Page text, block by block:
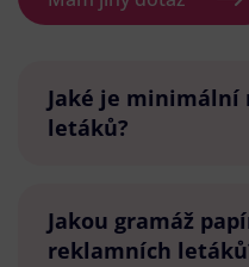
Jaké je minimální
letáků?
Jakou gramáž
reklamních